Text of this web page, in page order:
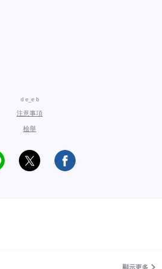
d e_e b
注意事項
檢舉
顯示更多